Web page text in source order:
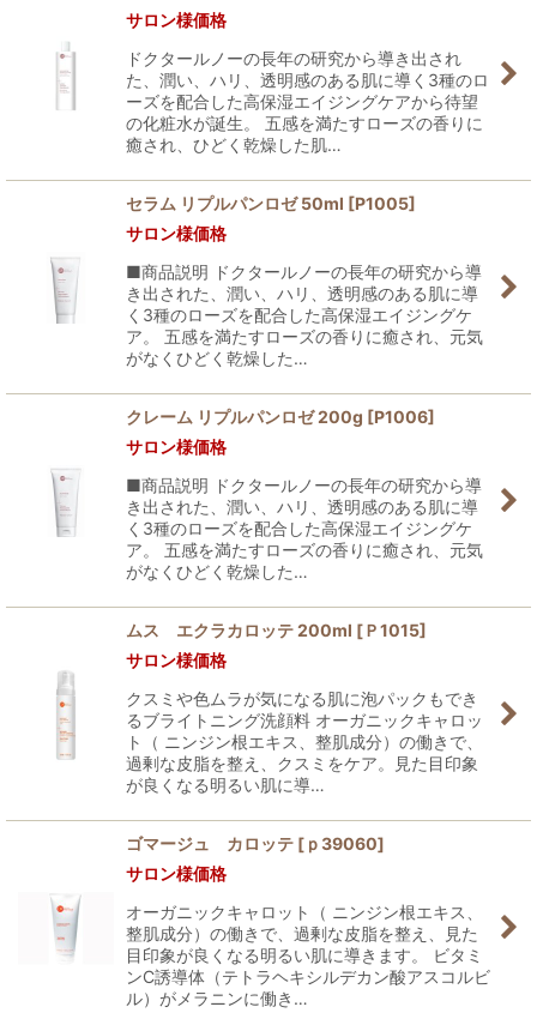
サロン様価格
ドクタールノーの長年の研究から導き出され
た、潤い、ハリ、透明感のある肌に導く3種のロ
ーズを配合した高保湿エイジングケアから待望
の化粧水が誕生。 五感を満たすローズの香りに
癒され、ひどく乾燥した肌…
セラム リプルパンロゼ 50ml [P1005]
サロン様価格
■商品説明 ドクタールノーの長年の研究から導
き出された、潤い、ハリ、透明感のある肌に導
く3種のローズを配合した高保湿エイジングケ
ア。 五感を満たすローズの香りに癒され、元気
がなくひどく乾燥した…
クレーム リプルパンロゼ 200g [P1006]
サロン様価格
■商品説明 ドクタールノーの長年の研究から導
き出された、潤い、ハリ、透明感のある肌に導
く3種のローズを配合した高保湿エイジングケ
ア。 五感を満たすローズの香りに癒され、元気
がなくひどく乾燥した…
ムス エクラカロッテ 200ml [Ｐ1015]
サロン様価格
クスミや色ムラが気になる肌に泡パックもでき
るブライトニング洗顔料 オーガニックキャロッ
ト（ ニンジン根エキス、整肌成分）の働きで、
過剰な皮脂を整え、クスミをケア。見た目印象
が良くなる明るい肌に導…
ゴマージュ カロッテ [ ｐ39060]
サロン様価格
オーガニックキャロット（ ニンジン根エキス、
整肌成分）の働きで、過剰な皮脂を整え、見た
目印象が良くなる明るい肌に導きます。 ビタミ
ンC誘導体（テトラヘキシルデカン酸アスコルビ
ル）がメラニンに働き…